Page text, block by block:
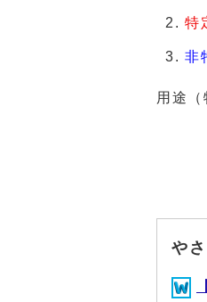
特
非
用途（
や